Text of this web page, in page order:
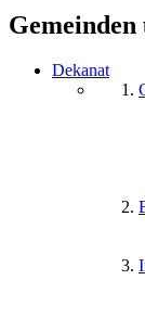
Dekanat